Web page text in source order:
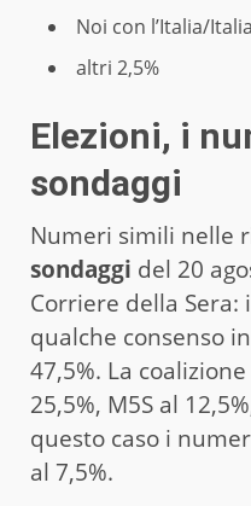
Noi con l’Italia/
altri 2,5%
Elezioni, i
sondaggi
Numeri simili nelle
sondaggi del 20
Corriere della
qualche consenso
47,5%. La
25,5%, M5S al
questo caso i
al 7,5%.